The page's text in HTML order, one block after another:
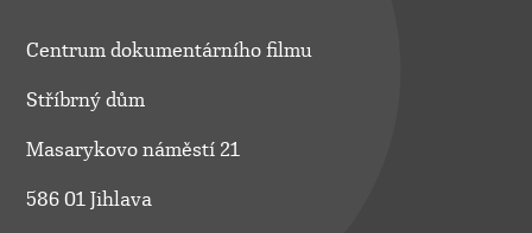
Centrum dokumentárního filmu
Stříbrný dům
Masarykovo náměstí 21
586 01 Jihlava